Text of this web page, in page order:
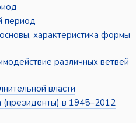
период
характеристика формы
различных ветвей
власти
(президенты) в 1945–2012